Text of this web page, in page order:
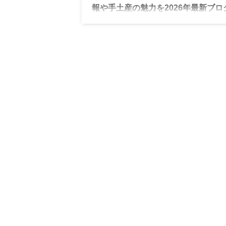
報や手土産の魅力を2026年最新ブロ